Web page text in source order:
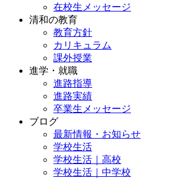
在校生メッセージ
清和の教育
教育方針
カリキュラム
課外授業
進学・就職
進路指導
進路実績
卒業生メッセージ
ブログ
最新情報・お知らせ
学校生活
学校生活｜高校
学校生活｜中学校